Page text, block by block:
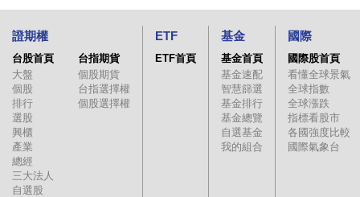
證期權
台股首頁
大盤
個股
排行
選股
興櫃
產業
總經
三大法人
自選股
台指期貨
個股期貨
台指選擇權
個股選擇權
ETF
ETF首頁
基金
基金首頁
基金速配
智慧篩選
基金排行
基金總覽
自選基金
我的組合
國際
國際股首頁
看懂全球景氣
全球指數
全球漲跌
指標看股市
各國強度比較
國際氣象台